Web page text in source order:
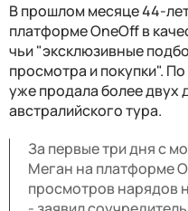
В прошлом месяце 44-
платформе OneOff в
чьи "эксклюзивные
просмотра и покупки".
уже продала более двух
австралийского тура.
За первые три дня с
Меган на платформе
просмотров нарядов